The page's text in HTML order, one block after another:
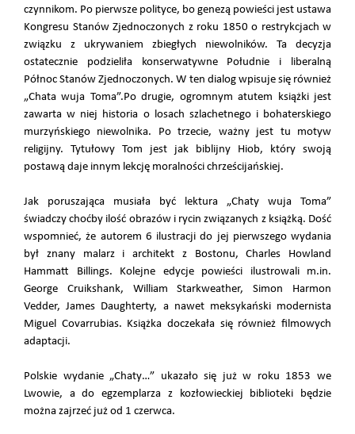
czynnikom. Po pierwsze polityce, bo genezą powieści jest ustawa
Kongresu Stanów Zjednoczonych z roku 1850 o restrykcjach w
związku z ukrywaniem zbiegłych niewolników. Ta decyzja
ostatecznie podzieliła konserwatywne Południe i liberalną
Północ Stanów Zjednoczonych. W ten dialog wpisuje się również
„Chata wuja Toma”.Po drugie, ogromnym atutem książki jest
zawarta w niej historia o losach szlachetnego i bohaterskiego
murzyńskiego niewolnika. Po trzecie, ważny jest tu motyw
religijny. Tytułowy Tom jest jak biblijny Hiob, który swoją
postawą daje innym lekcję moralności chrześcijańskiej.
Jak poruszająca musiała być lektura „Chaty wuja Toma”
świadczy choćby ilość obrazów i rycin związanych z książką. Dość
wspomnieć, że autorem 6 ilustracji do jej pierwszego wydania
był znany malarz i architekt z Bostonu, Charles Howland
Hammatt Billings. Kolejne edycje powieści ilustrowali m.in.
George Cruikshank, William Starkweather, Simon Harmon
Vedder, James Daughterty, a nawet meksykański modernista
Miguel Covarrubias. Książka doczekała się również filmowych
adaptacji.
Polskie wydanie „Chaty…” ukazało się już w roku 1853 we
Lwowie, a do egzemplarza z kozłowieckiej biblioteki będzie
można zajrzeć już od 1 czerwca.